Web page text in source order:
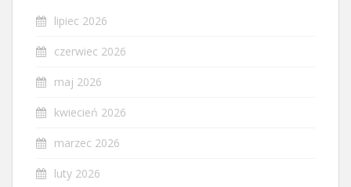
lipiec 2026
czerwiec 2026
maj 2026
kwiecień 2026
marzec 2026
luty 2026